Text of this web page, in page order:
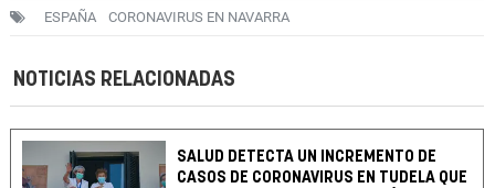
ESPAÑA CORONAVIRUS EN NAVARRA
NOTICIAS RELACIONADAS
SALUD DETECTA UN INCREMENTO DE
CASOS DE CORONAVIRUS EN TUDELA QUE